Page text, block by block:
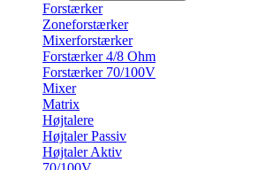
Forstærker
Zoneforstærker
Mixerforstærker
Forstærker 4/8 Ohm
Forstærker 70/100V
Mixer
Matrix
Højtalere
Højtaler Passiv
Højtaler Aktiv